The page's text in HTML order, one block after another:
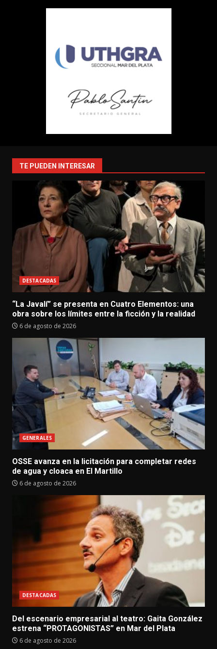
TE PUEDEN INTERESAR
DESTACADAS
“La Javalí” se presenta en Cuatro Elementos: una
obra sobre los límites entre la ficción y la realidad
6 de agosto de 2026
GENERALES
OSSE avanza en la licitación para completar redes
de agua y cloaca en El Martillo
6 de agosto de 2026
DESTACADAS
Del escenario empresarial al teatro: Gaita González
estrena “PROTAGONISTAS” en Mar del Plata
6 de agosto de 2026